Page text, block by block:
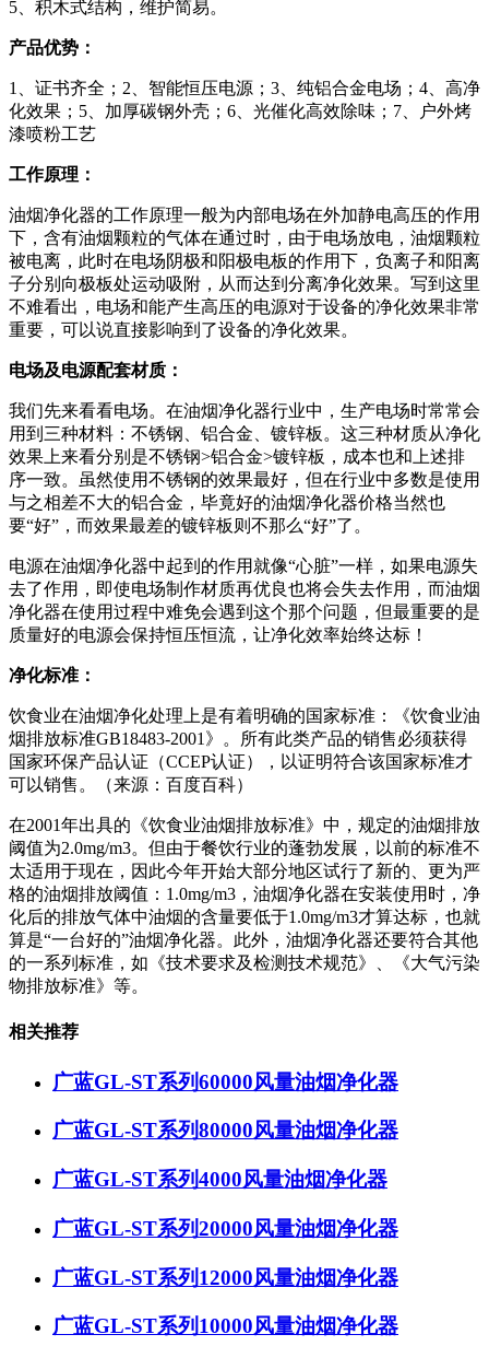
5、积木式结构，维护简易。
产品优势：
1、证书齐全；2、智能恒压电源；3、纯铝合金电场；4、高净
化效果；5、加厚碳钢外壳；6、光催化高效除味；7、户外烤
漆喷粉工艺
工作原理：
油烟净化器的工作原理一般为内部电场在外加静电高压的作用
下，含有油烟颗粒的气体在通过时，由于电场放电，油烟颗粒
被电离，此时在电场阴极和阳极电板的作用下，负离子和阳离
子分别向极板处运动吸附，从而达到分离净化效果。写到这里
不难看出，电场和能产生高压的电源对于设备的净化效果非常
重要，可以说直接影响到了设备的净化效果。
电场及电源配套材质：
我们先来看看电场。在油烟净化器行业中，生产电场时常常会
用到三种材料：不锈钢、铝合金、镀锌板。这三种材质从净化
效果上来看分别是不锈钢>铝合金>镀锌板，成本也和上述排
序一致。虽然使用不锈钢的效果最好，但在行业中多数是使用
与之相差不大的铝合金，毕竟好的油烟净化器价格当然也
要“好”，而效果最差的镀锌板则不那么“好”了。
电源在油烟净化器中起到的作用就像“心脏”一样，如果电源失
去了作用，即使电场制作材质再优良也将会失去作用，而油烟
净化器在使用过程中难免会遇到这个那个问题，但最重要的是
质量好的电源会保持恒压恒流，让净化效率始终达标！
净化标准：
饮食业在油烟净化处理上是有着明确的国家标准：《饮食业油
烟排放标准GB18483-2001》。所有此类产品的销售必须获得
国家环保产品认证（CCEP认证），以证明符合该国家标准才
可以销售。（来源：百度百科）
在2001年出具的《饮食业油烟排放标准》中，规定的油烟排放
阈值为2.0mg/m3。但由于餐饮行业的蓬勃发展，以前的标准不
太适用于现在，因此今年开始大部分地区试行了新的、更为严
格的油烟排放阈值：1.0mg/m3，油烟净化器在安装使用时，净
化后的排放气体中油烟的含量要低于1.0mg/m3才算达标，也就
算是“一台好的”油烟净化器。此外，油烟净化器还要符合其他
的一系列标准，如《技术要求及检测技术规范》、《大气污染
物排放标准》等。
相关推荐
广蓝GL-ST系列60000风量油烟净化器
广蓝GL-ST系列80000风量油烟净化器
广蓝GL-ST系列4000风量油烟净化器
广蓝GL-ST系列20000风量油烟净化器
广蓝GL-ST系列12000风量油烟净化器
广蓝GL-ST系列10000风量油烟净化器